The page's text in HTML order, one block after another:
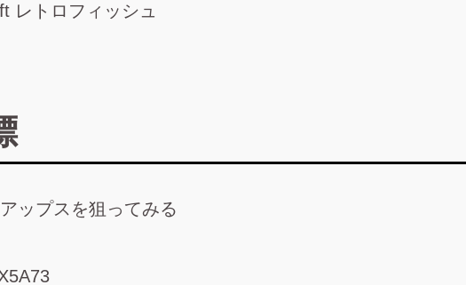
レトロフィッシュ
ップスを狙ってみる